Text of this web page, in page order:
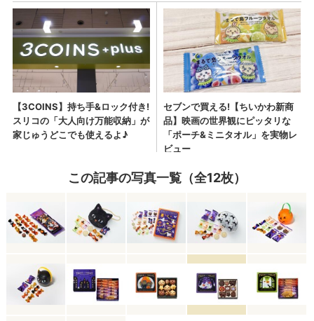
この記事の写真一覧（全12枚）